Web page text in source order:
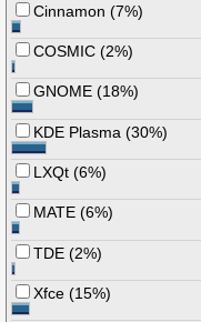
Cinnamon (7%)
COSMIC (2%)
GNOME (18%)
KDE Plasma (30%)
LXQt (6%)
MATE (6%)
TDE (2%)
Xfce (15%)